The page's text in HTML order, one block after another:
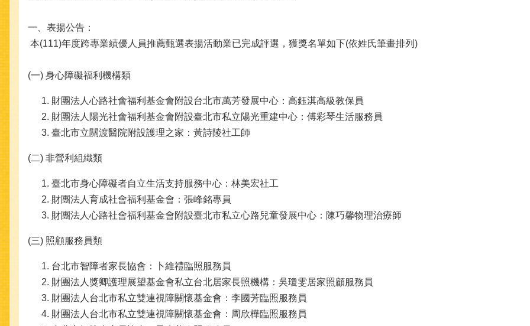
一、表揚公告：
本(111)年度跨專業績優人員推薦甄選表揚活動業已完成評選，獲獎名單如下(依姓氏筆畫排列)
(一) 身心障礙福利機構類
財團法人心路社會福利基金會附設台北市萬芳發展中心：高鈺淇高級教保員
財團法人陽光社會福利基金會附設臺北市私立陽光重建中心：傅彩琴生活服務員
臺北市立關渡醫院附設護理之家：黃詩陵社工師
(二) 非營利組織類
臺北市身心障礙者自立生活支持服務中心：林美宏社工
財團法人育成社會福利基金會：張峰銘專員
財團法人心路社會福利基金會附設臺北市私立心路兒童發展中心：陳巧馨物理治療師
(三) 照顧服務員類
台北市智障者家長協會：卜維禮臨照服務員
財團法人獎卿護理展望基金會私立台北居家長照機構：吳瓊雯居家照顧服務員
財團法人台北市私立雙連視障關懷基金會：李國芳臨照服務員
財團法人台北市私立雙連視障關懷基金會：周欣樺臨照服務員